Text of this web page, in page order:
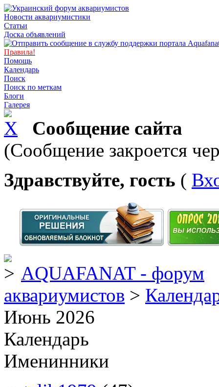
Новости аквариумистики
Статьи
Доска объявлений
Правила!
Помощь
Календарь
Поиск
Поиск по меткам
Блоги
Галерея
Сообщение сайта
(Сообщение закроется
Здравствуйте, гость (
AQUAFANAT - форум
аквариумистов >
Июнь 2026
Календарь
Именинники